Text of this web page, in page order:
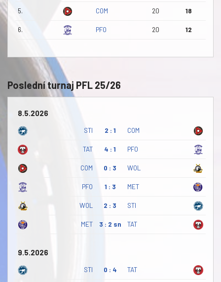
5. COM 20 18
6. PFO 20 12
Poslední turnaj PFL 25/26
8.5.2026
STI 2 : 1 COM
TAT 4 : 1 PFO
COM 0 : 3 WOL
PFO 1 : 3 MET
WOL 2 : 3 STI
MET 3 : 2 sn TAT
9.5.2026
STI 0 : 4 TAT